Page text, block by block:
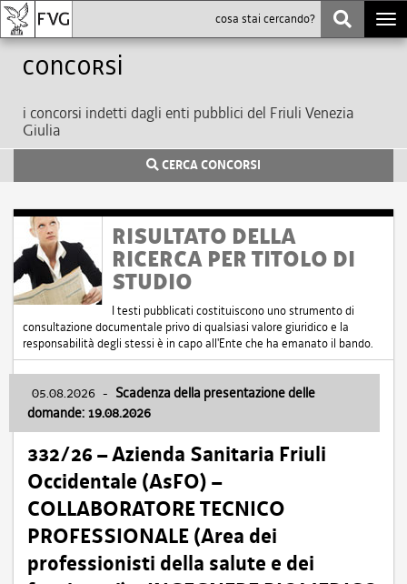
Concorsi
i concorsi indetti dagli enti pubblici del Friuli Venezia
Giulia
CERCA CONCORSI
RISULTATO DELLA
RICERCA PER TITOLO DI
STUDIO
I testi pubblicati costituiscono uno strumento di
consultazione documentale privo di qualsiasi valore giuridico e la
responsabilità degli stessi è in capo all'Ente che ha emanato il bando.
05.08.2026 - Scadenza della presentazione delle
domande: 19.08.2026
332/26 – Azienda Sanitaria Friuli
Occidentale (AsFO) –
COLLABORATORE TECNICO
PROFESSIONALE (Area dei
professionisti della salute e dei